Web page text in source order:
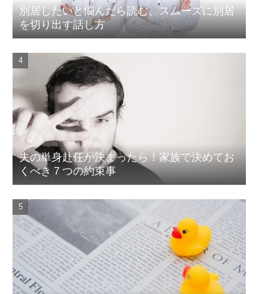
別居したいと悩んだら読む、スムーズに別居
を切り出す話し方
夫の単身赴任が決まったら！家族で決めてお
くべき７つの約束事